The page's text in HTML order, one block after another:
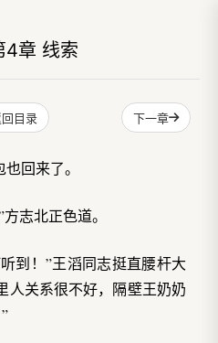
4章 线索
目录 下一章
回来了。
志北正色道。
到！”王滔同志挺直腰杆大
人关系很不好，隔壁王奶奶